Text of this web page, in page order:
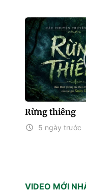
Rừng thiêng
5 ngày trước
VIDEO MỚI